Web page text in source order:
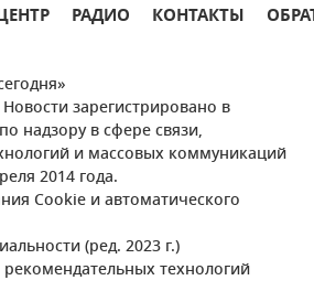
РАДИО КОНТАКТЫ
зарегистрировано в
надзору в сфере связи,
и массовых коммуникаций
2014 года.
Cookie и автоматического
(ред. 2023 г.)
технологий